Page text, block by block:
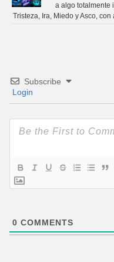
a algo totalmente
Tristeza, Ira, Miedo y Asco,
Subscribe
Login
0 COMMENTS